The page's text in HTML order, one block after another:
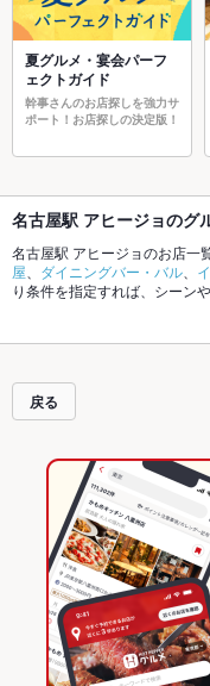
夏グルメ・宴会パーフ
ェクトガイド
幹事さんのお店探しを強力サ
ポート！お店探しの決定版！
名古屋駅 アヒージョのグ
名古屋駅 アヒージョのお店一
屋
ダイニングバー・バル
り条件を指定すれば、シーン
もチェックして
なクーポンはもちろん、こだ
る簡単便利なネット予約が使
も、会社の宴会にも、デート
ルメをご利用ください。
戻る